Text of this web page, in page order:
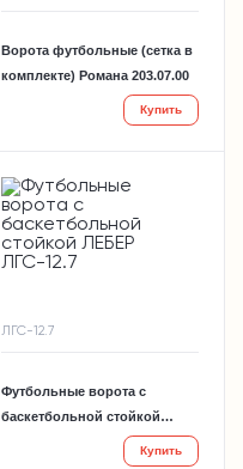
Ворота футбольные (сетка в
комплекте) Романа 203.07.00
Купить
ЛГС-12.7
Футбольные ворота с
баскетбольной стойкой
Купить